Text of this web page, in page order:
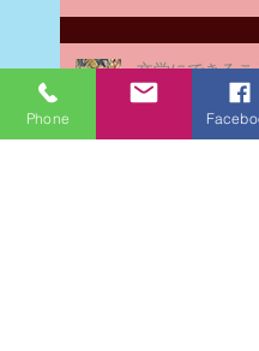
文学にできる
は国語科にでき
Phone